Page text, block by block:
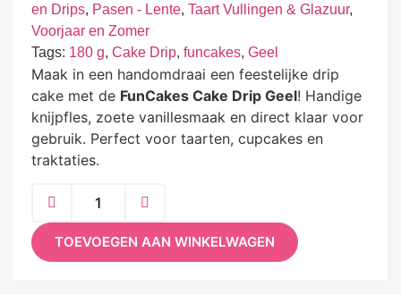
en Drips, Pasen - Lente, Taart Vullingen & Glazuur,
Voorjaar en Zomer
Tags: 180 g, Cake Drip, funcakes, Geel
Maak in een handomdraai een feestelijke drip
cake met de FunCakes Cake Drip Geel! Handige
knijpfles, zoete vanillesmaak en direct klaar voor
gebruik. Perfect voor taarten, cupcakes en
traktaties.
TOEVOEGEN AAN WINKELWAGEN